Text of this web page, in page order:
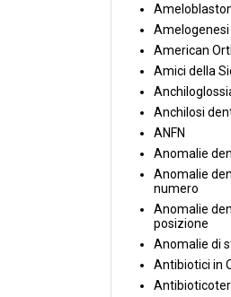
American
Amici della
Anchilosi
ANFN
Anomalie
Anomalie
numero
Anomalie
posizione
Anomalie di
Antibiotici in